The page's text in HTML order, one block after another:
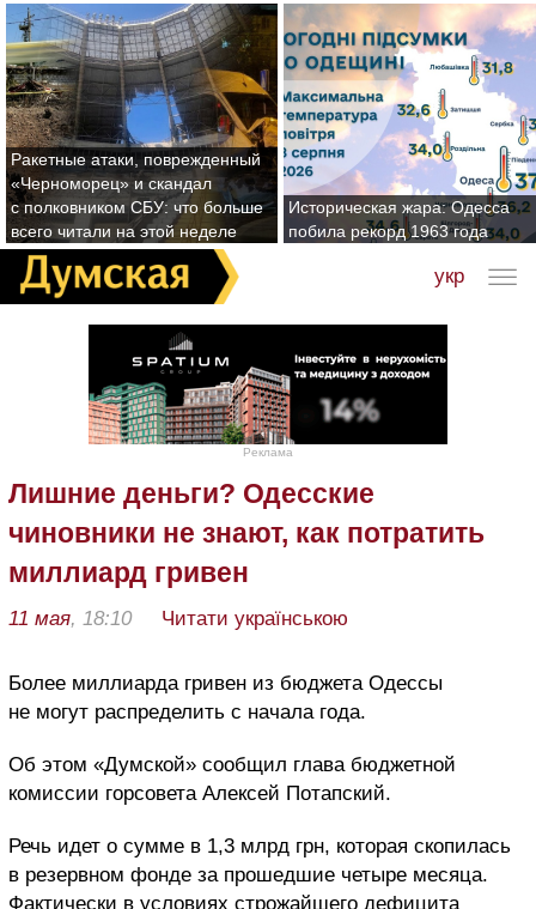
Ракетные атаки, поврежденный
«Черноморец» и скандал
с полковником СБУ: что больше
всего читали на этой неделе
Историческая жара: Одесса
побила рекорд 1963 года
укр
Реклама
Лишние деньги? Одесские
чиновники не знают, как потратить
миллиард гривен
11 мая, 18:10 Читати українською
Более миллиарда гривен из бюджета Одессы
не могут распределить с начала года.
Об этом «Думской» сообщил глава бюджетной
комиссии горсовета Алексей Потапский.
Речь идет о сумме в 1,3 млрд грн, которая скопилась
в резервном фонде за прошедшие четыре месяца.
Фактически в условиях строжайшего дефицита